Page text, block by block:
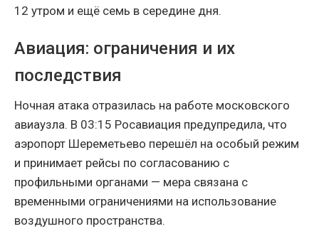
12 утром и ещё семь в середине дня.
Авиация: ограничения и их
последствия
Ночная атака отразилась на работе московского
авиаузла. В 03:15 Росавиация предупредила, что
аэропорт Шереметьево перешёл на особый режим
и принимает рейсы по согласованию с
профильными органами — мера связана с
временными ограничениями на использование
воздушного пространства.